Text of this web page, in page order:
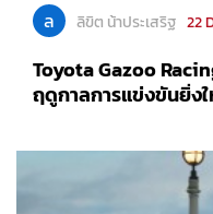
ล ลิขิต น้าประเสริฐ 22
Toyota Gazoo
ฤดูกาลการแข่งขันยิ่ง